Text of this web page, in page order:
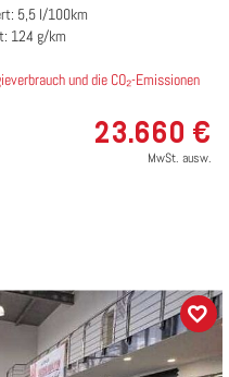
5,5 l/100km
124 g/km
und die CO₂-Emissionen
23.660 €
MwSt. ausw.